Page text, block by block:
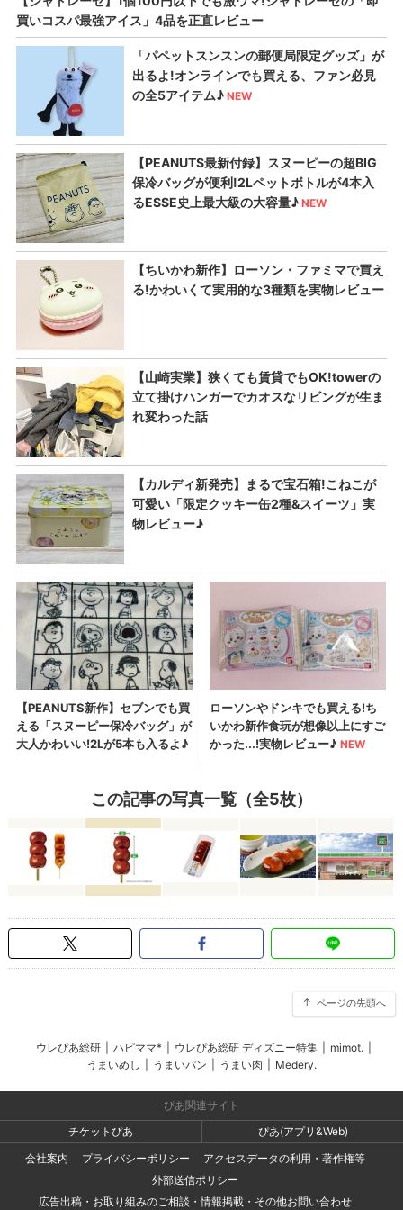
この記事の写真一覧（全5枚）
ページの先頭へ
ウレぴあ総研 ハピママ* ウレぴあ総研 ディズニー特集 mimot.
うまいめし
うまいパン うまい肉 Medery.
ぴあ関連サイト
チケットぴあ
ぴあ(アプリ&Web)
会社案内
プライバシーポリシー
アクセスデータの利用・著作権等
外部送信ポリシー
広告出稿・お取り組みのご相談・情報掲載・その他お問い合わせ